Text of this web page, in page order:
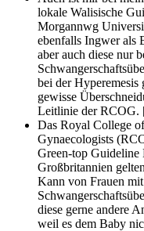
lokale Walisische
Morgannwg
ebenfalls Ingwer als
aber auch diese nur
bei der
gewisse
Leitlinie der RCOG.
Das Royal College
Gynaecologists
Green-top Guideline
Großbritannien
Kann von Frauen
diese gerne andere
weil es dem Baby